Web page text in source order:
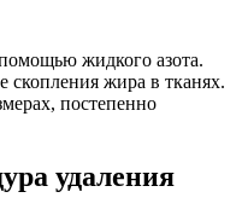
жидкого азота.
скопления жира в тканях.
постепенно
удаления